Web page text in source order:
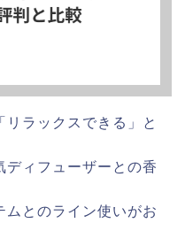
ラックスできる」と
ディフューザーとの香
ムとのライン使いがお